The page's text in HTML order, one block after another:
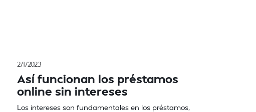
2/1/2023
Así funcionan los préstamos
online sin intereses
Los intereses son fundamentales en los préstamos,